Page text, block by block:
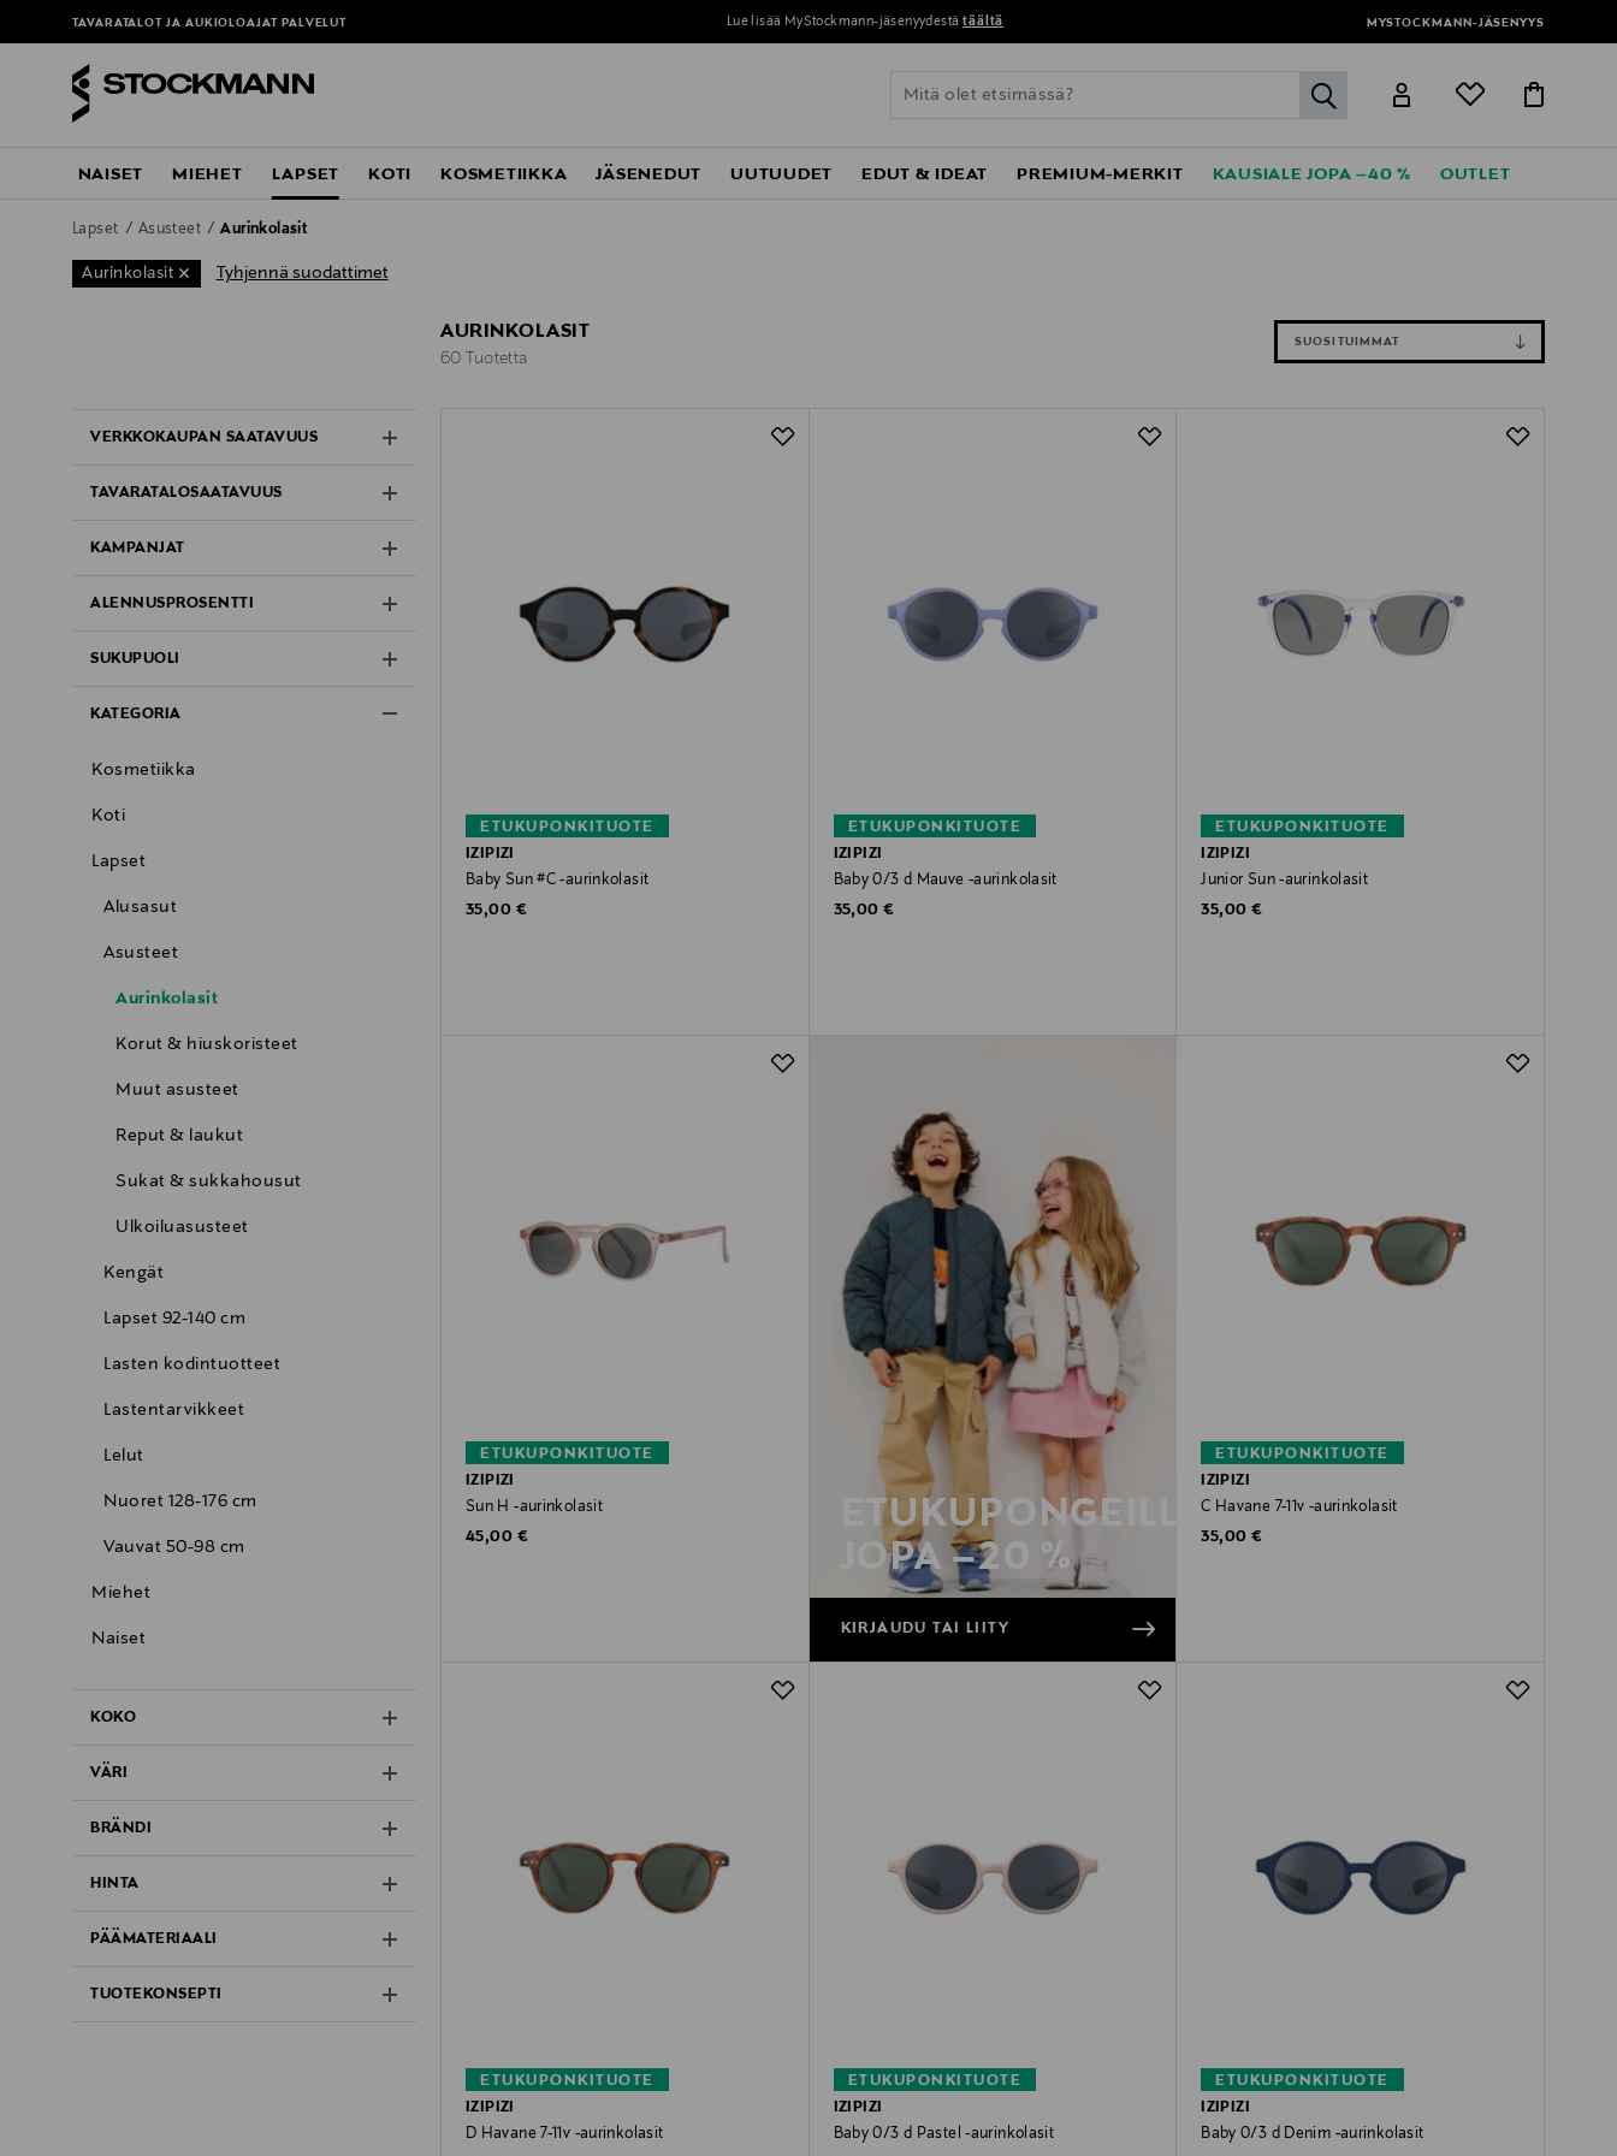
TAVARATALOT JA AUKIOLOAJAT PALVELUT Lue lisää MyStockmann-jäsenyydestä täältä MYSTOCKMANN-JÄSENYYS
label.header.go
NAISET MIEHET LAPSET KOTI KOSMETIIKKA JÄSENEDUT UUTUUDET EDUT & IDEAT PREMIUM-MERKIT KAUSIALE JOPA –40 % OUTLET
Lapset Asusteet Aurinkolasit
Aurinkolasit Tyhjennä suodattimet
VERKKOKAUPAN SAATAVUUS
TAVARATALOSAATAVUUS
KAMPANJAT
ALENNUSPROSENTTI
SUKUPUOLI
KATEGORIA
Kosmetiikka
Koti
Lapset
Alusasut
Asusteet
Aurinkolasit
Korut & hiuskoristeet
Muut asusteet
Reput & laukut
Sukat & sukkahousut
Ulkoiluasusteet
Kengät
Lapset 92-140 cm
Lasten kodintuotteet
Lastentarvikkeet
Lelut
Nuoret 128-176 cm
Vauvat 50-98 cm
Miehet
Naiset
KOKO
VÄRI
BRÄNDI
HINTA
PÄÄMATERIAALI
TUOTEKONSEPTI
AURINKOLASIT
60 Tuotetta
SUOSITUIMMAT
ETUKUPONKITUOTE
IZIPIZI
Baby Sun #C -aurinkolasit
Original Price
35,00 €
ETUKUPONKITUOTE
IZIPIZI
Baby 0/3 d Mauve -aurinkolasit
Original Price
35,00 €
ETUKUPONKITUOTE
IZIPIZI
Junior Sun -aurinkolasit
Original Price
35,00 €
ETUKUPONKITUOTE
IZIPIZI
Sun H -aurinkolasit
Original Price
45,00 €
ETUKUPONGEILLA
JOPA –20 %
KIRJAUDU TAI LIITY
ETUKUPONKITUOTE
IZIPIZI
C Havane 7-11v -aurinkolasit
Original Price
35,00 €
ETUKUPONKITUOTE
IZIPIZI
D Havane 7-11v -aurinkolasit
ETUKUPONKITUOTE
IZIPIZI
Baby 0/3 d Pastel -aurinkolasit
ETUKUPONKITUOTE
IZIPIZI
Baby 0/3 d Denim -aurinkolasit